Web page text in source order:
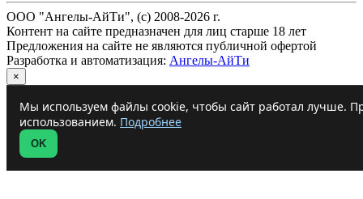
ООО "Ангелы-АйТи", (c) 2008-2026 г.
Контент на сайте предназначен для лиц старше 18 лет
Предложения на сайте не являются публичной офертой
Разработка и автоматизация: Ангелы-АйТи
×
Мы используем файлы cookie, чтобы сайт работал лучше.
использованием. Подробнее
OK